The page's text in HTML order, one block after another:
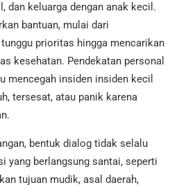
dan keluarga dengan anak kecil.
bantuan, mulai dari
prioritas hingga mencarikan
kesehatan. Pendekatan personal
mencegah insiden insiden kecil
tersesat, atau panik karena
bentuk dialog tidak selalu
yang berlangsung santai, seperti
tujuan mudik, asal daerah,